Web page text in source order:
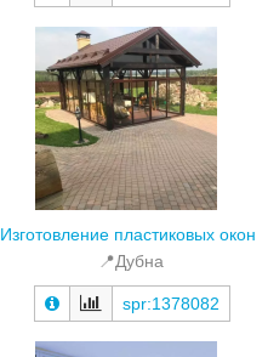
Изготовление пластиковых окон
📍Дубна
spr:1378082